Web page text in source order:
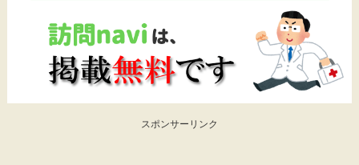
スポンサーリンク